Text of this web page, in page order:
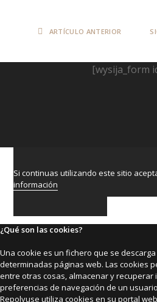
ARTÍCULO ANTERIOR
[wysija_form
Si continuas utilizando este sitio
información
¿Qué son las cookies?
Una cookie es un fichero que se
determinadas páginas web. Las cookies
entre otras cosas, almacenar y recuperar
preferencias de navegación de un
Repolyuse utiliza cookies en su portal